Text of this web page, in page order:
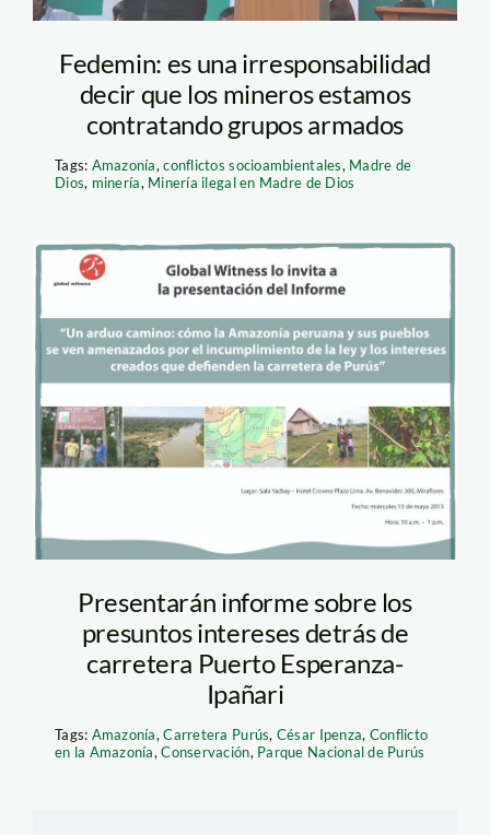
Fedemin: es una irresponsabilidad
decir que los mineros estamos
contratando grupos armados
Tags: Amazonía,conflictos socioambientales, Madre de
Dios, minería, Minería ilegal en Madre de Dios
Presentarán informe sobre los
presuntos intereses detrás de
carretera Puerto Esperanza-
Ipañari
Tags: Amazonía,Carretera Purús, César Ipenza, Conflicto
en la Amazonía,Conservación, Parque Nacional de Purús